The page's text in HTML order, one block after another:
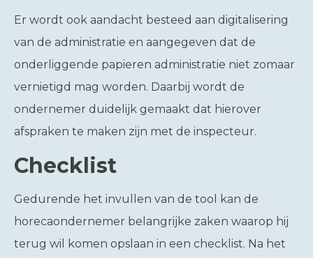
Er wordt ook aandacht besteed aan digitalisering
van de administratie en aangegeven dat de
onderliggende papieren administratie niet zomaar
vernietigd mag worden. Daarbij wordt de
ondernemer duidelijk gemaakt dat hierover
afspraken te maken zijn met de inspecteur.
Checklist
Gedurende het invullen van de tool kan de
horecaondernemer belangrijke zaken waarop hij
terug wil komen opslaan in een checklist. Na het